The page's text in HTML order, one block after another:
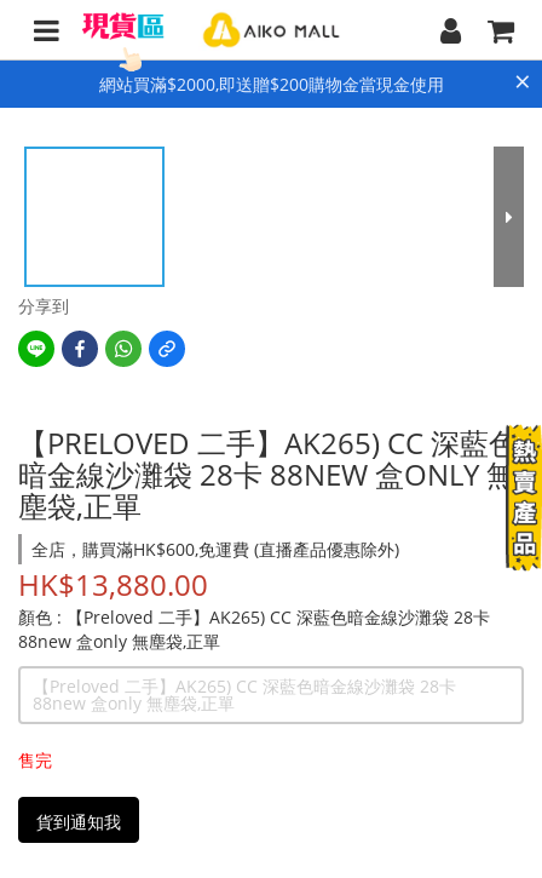
網站買滿$2000,即送贈$200購物金當現金使用 ×
分享到
【PRELOVED 二手】AK265) CC 深藍色
暗金線沙灘袋 28卡 88NEW 盒ONLY 無
塵袋,正單
全店，購買滿HK$600,免運費 (直播產品優惠除外)
HK$13,880.00
顏色 : 【Preloved 二手】AK265) CC 深藍色暗金線沙灘袋 28卡
88new 盒only 無塵袋,正單
【Preloved 二手】AK265) CC 深藍色暗金線沙灘袋 28卡
88new 盒only 無塵袋,正單
售完
貨到通知我